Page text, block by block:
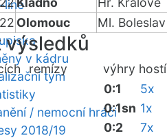
line
v kádru
tým
/ nemocní hráči
2018/19
Olomouc Ml. Boleslav
výsledků
remízy výhry hostí
0:1
5x
0:1sn 1x
0:2
7x